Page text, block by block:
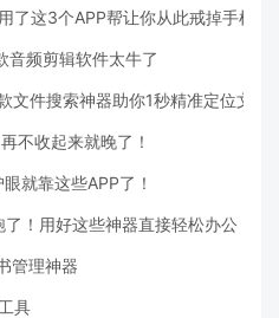
了这3个APP帮让你从此戒掉手机！
音频剪辑软件太牛了
件搜索神器助你1秒精准定位文件
不收起来就晚了！
就靠这些APP了！
！用好这些神器直接轻松办公
管理神器
具